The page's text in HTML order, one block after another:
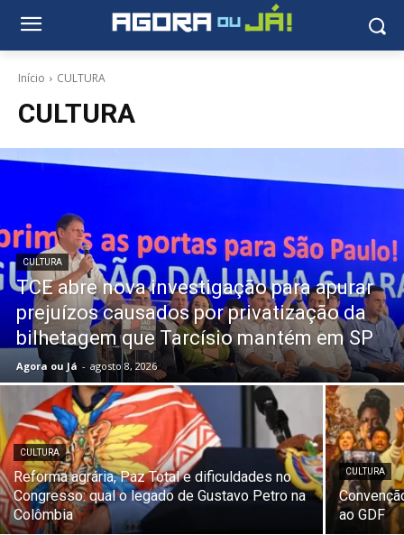
Início CULTURA
CULTURA
CULTURA
TCE abre nova investigação para apurar
prejuízos causados por privatização da
bilhetagem que Tarcísio mantém em SP
Agora ou Já - agosto 8, 2026
CULTURA
Reforma agrária, Paz Total e dificuldades no
Congresso: qual o legado de Gustavo Petro na
Colômbia
CULTURA
ao GDF